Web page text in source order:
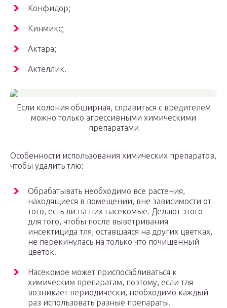
Конфидор;
Кинмикс;
Актара;
Актеллик.
Если колония обширная, справиться с вредителем
можно только агрессивными химическими
препаратами
Особенности использования химических препаратов,
чтобы удалить тлю:
Обрабатывать необходимо все растения,
находящиеся в помещении, вне зависимости от
того, есть ли на них насекомые. Делают этого
для того, чтобы после выветривания
инсектицида тля, оставшаяся на других цветках,
не перекинулась на только что почищенный
цветок.
Насекомое может приспосабливаться к
химическим препаратам, поэтому, если тля
возникает периодически, необходимо каждый
раз использовать разные препараты.